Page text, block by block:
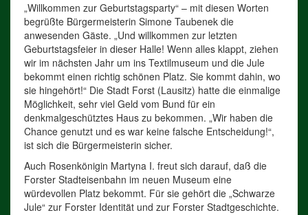
„Willkommen zur Geburtstagsparty“ – mit diesen Worten
begrüßte Bürgermeisterin Simone Taubenek die
anwesenden Gäste. „Und willkommen zur letzten
Geburtstagsfeier in dieser Halle! Wenn alles klappt, ziehen
wir im nächsten Jahr um ins Textilmuseum und die Jule
bekommt einen richtig schönen Platz. Sie kommt dahin, wo
sie hingehört!“ Die Stadt Forst (Lausitz) hatte die einmalige
Möglichkeit, sehr viel Geld vom Bund für ein
denkmalgeschütztes Haus zu bekommen. „Wir haben die
Chance genutzt und es war keine falsche Entscheidung!“,
ist sich die Bürgermeisterin sicher.
Auch Rosenkönigin Martyna I. freut sich darauf, daß die
Forster Stadteisenbahn im neuen Museum eine
würdevollen Platz bekommt. Für sie gehört die „Schwarze
Jule“ zur Forster Identität und zur Forster Stadtgeschichte.